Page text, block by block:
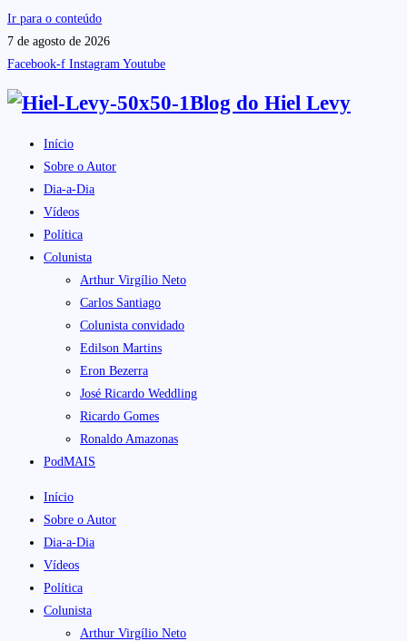
Ir para o conteúdo
7 de agosto de 2026
Facebook-f Instagram Youtube
Blog do Hiel Levy
Início
Sobre o Autor
Dia-a-Dia
Vídeos
Política
Colunista
Arthur Virgílio Neto
Carlos Santiago
Colunista convidado
Edilson Martins
Eron Bezerra
José Ricardo Weddling
Ricardo Gomes
Ronaldo Amazonas
PodMAIS
Início
Sobre o Autor
Dia-a-Dia
Vídeos
Política
Colunista
Arthur Virgílio Neto